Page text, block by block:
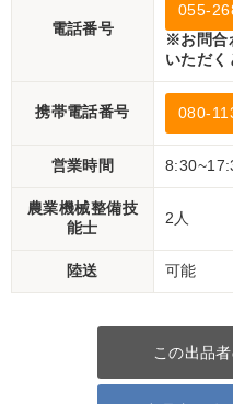
電話番号
055-
※お問合
いただく
携帯電話番号 080-
営業時間
農業機械整備技
能士
2人
陸送 可能
この出品